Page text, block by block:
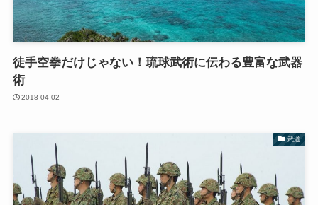
徒手空拳だけじゃない！琉球武術に伝わる豊富な武器
術
2018-04-02
武道